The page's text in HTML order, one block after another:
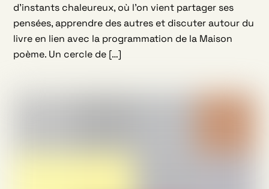
d’instants chaleureux, où l’on vient partager ses
pensées, apprendre des autres et discuter autour du
livre en lien avec la programmation de la Maison
poème. Un cercle de […]